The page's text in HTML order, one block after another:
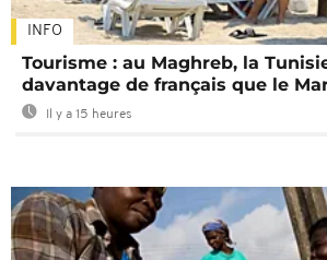
INFO
Tourisme : au Maghreb, la
davantage de français que le
Il y a 15 heures